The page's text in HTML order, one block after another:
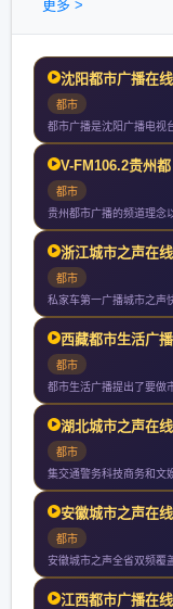
更多 >
沈阳都市广播在
都市
V-FM106.2贵州都
都市
浙江城市之声在
都市
西藏都市生活广播
都市
湖北城市之声在
都市
安徽城市之声在
都市
江西都市广播在